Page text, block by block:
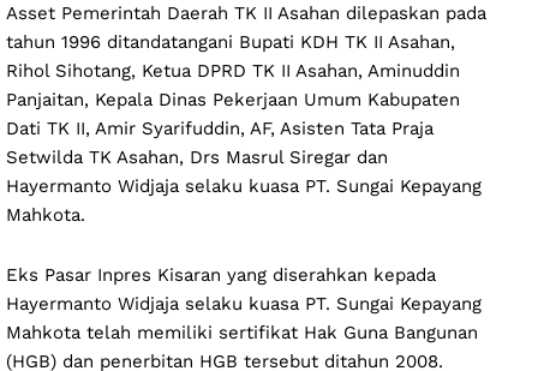
Asset Pemerintah Daerah TK II Asahan dilepaskan pada
tahun 1996 ditandatangani Bupati KDH TK II Asahan,
Rihol Sihotang, Ketua DPRD TK II Asahan, Aminuddin
Panjaitan, Kepala Dinas Pekerjaan Umum Kabupaten
Dati TK II, Amir Syarifuddin, AF, Asisten Tata Praja
Setwilda TK Asahan, Drs Masrul Siregar dan
Hayermanto Widjaja selaku kuasa PT. Sungai Kepayang
Mahkota.
Eks Pasar Inpres Kisaran yang diserahkan kepada
Hayermanto Widjaja selaku kuasa PT. Sungai Kepayang
Mahkota telah memiliki sertifikat Hak Guna Bangunan
(HGB) dan penerbitan HGB tersebut ditahun 2008.